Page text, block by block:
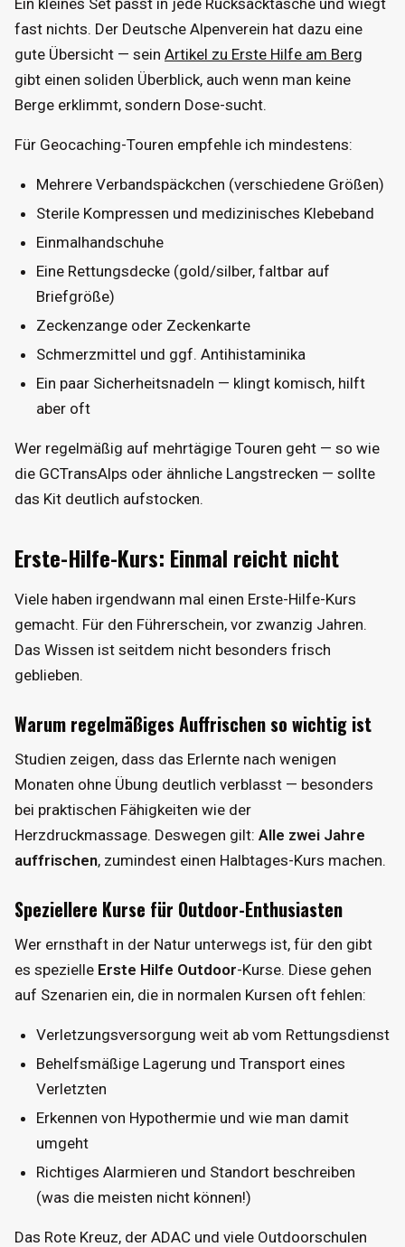
fast nichts. Der Deutsche Alpenverein hat dazu eine
gute Übersicht — sein Artikel zu Erste Hilfe am Berg
gibt einen soliden Überblick, auch wenn man keine
Berge erklimmt, sondern Dose-sucht.
Für Geocaching-Touren empfehle ich mindestens:
Mehrere Verbandspäckchen (verschiedene Größen)
Sterile Kompressen und medizinisches Klebeband
Einmalhandschuhe
Eine Rettungsdecke (gold/silber, faltbar auf
Briefgröße)
Zeckenzange oder Zeckenkarte
Schmerzmittel und ggf. Antihistaminika
Ein paar Sicherheitsnadeln — klingt komisch, hilft
aber oft
Wer regelmäßig auf mehrtägige Touren geht — so wie
die GCTransAlps oder ähnliche Langstrecken — sollte
das Kit deutlich aufstocken.
Erste-Hilfe-Kurs: Einmal reicht nicht
Viele haben irgendwann mal einen Erste-Hilfe-Kurs
gemacht. Für den Führerschein, vor zwanzig Jahren.
Das Wissen ist seitdem nicht besonders frisch
geblieben.
Warum regelmäßiges Auffrischen so wichtig ist
Studien zeigen, dass das Erlernte nach wenigen
Monaten ohne Übung deutlich verblasst — besonders
bei praktischen Fähigkeiten wie der
Herzdruckmassage. Deswegen gilt: Alle zwei Jahre
auffrischen, zumindest einen Halbtages-Kurs machen.
Speziellere Kurse für Outdoor-Enthusiasten
Wer ernsthaft in der Natur unterwegs ist, für den gibt
es spezielle Erste Hilfe Outdoor-Kurse. Diese gehen
auf Szenarien ein, die in normalen Kursen oft fehlen:
Verletzungsversorgung weit ab vom Rettungsdienst
Behelfsmäßige Lagerung und Transport eines
Verletzten
Erkennen von Hypothermie und wie man damit
umgeht
Richtiges Alarmieren und Standort beschreiben
(was die meisten nicht können!)
Das Rote Kreuz, der ADAC und viele Outdoorschulen